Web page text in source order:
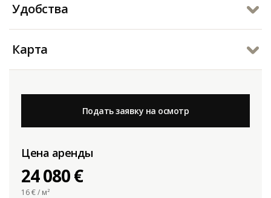
Удобства
Карта
Подать заявку на осмотр
Цена аренды
24 080 €
16€ / м²